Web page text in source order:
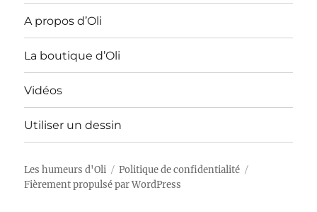
A propos d’Oli
La boutique d’Oli
Vidéos
Utiliser un dessin
Les humeurs d'Oli
Politique de confidentialité
Fièrement propulsé par WordPress